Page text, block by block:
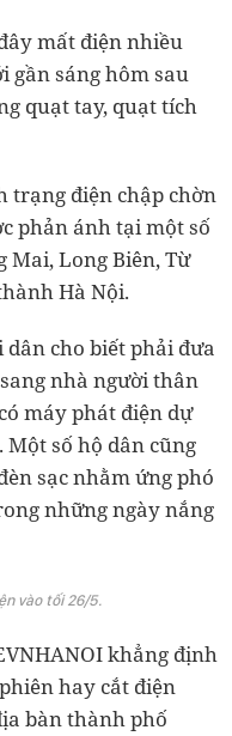
mất điện nhiều
gần sáng hôm sau
quạt tay, quạt tích
trạng điện chập chờn
phản ánh tại một số
Mai, Long Biên, Từ
Hà Nội.
cho biết phải đưa
nhà người thân
máy phát điện dự
số hộ dân cũng
sạc nhằm ứng phó
những ngày nắng
vào tối 26/5.
khẳng định
hay cắt điện
bàn thành phố